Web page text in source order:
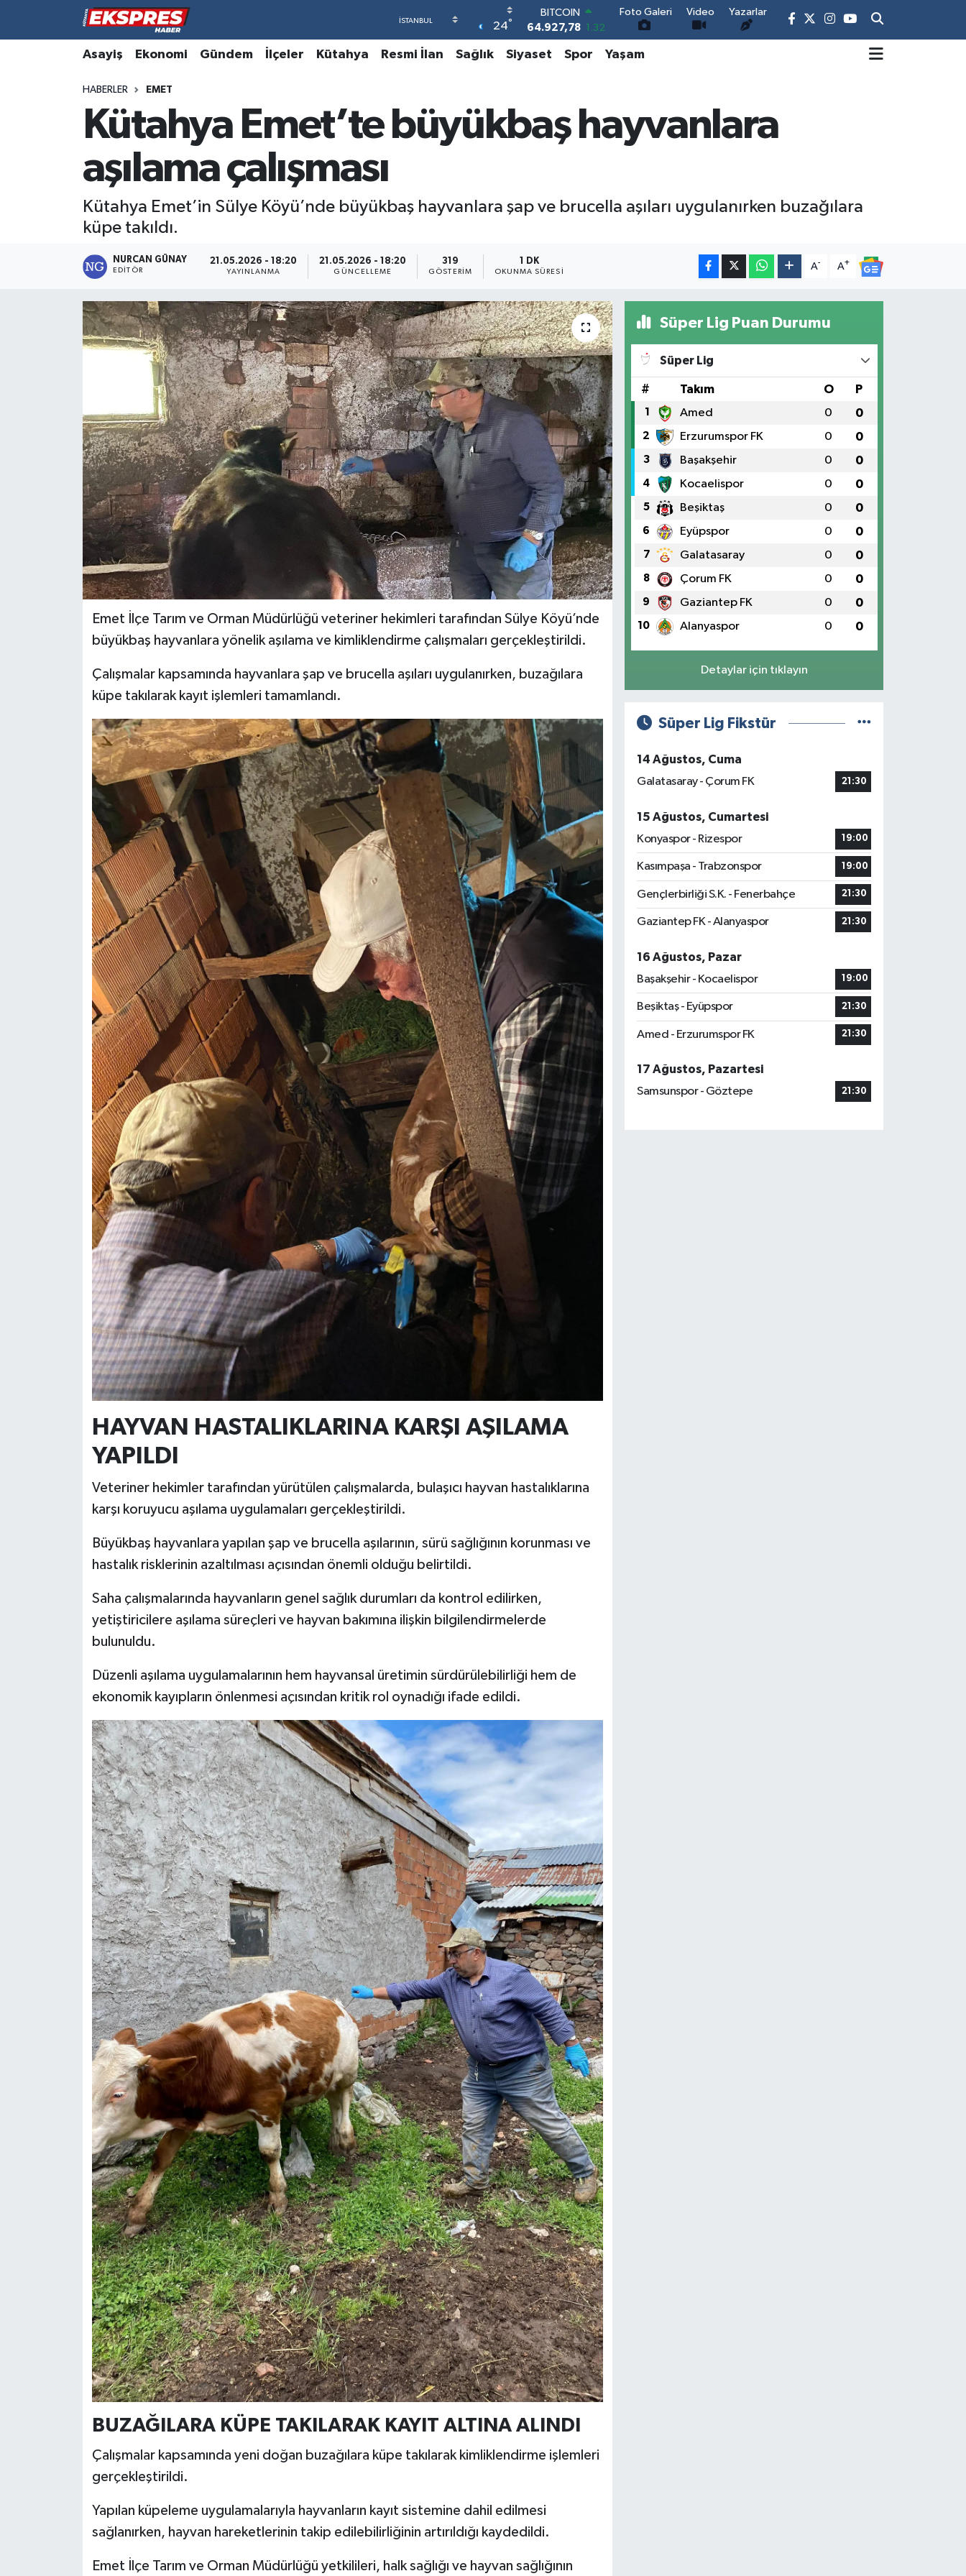
24°
DOLAR
47,5894 0.08
EURO
55,0398 -0.02
6527.85
0.54
BİST100
Foto Galeri Video Yazarlar
Asayiş Ekonomi Gündem İlçeler Kütahya Resmi İlan Sağlık Siyaset Spor Yaşam
HABERLER EMET
Kütahya Emet’te büyükbaş hayvanlara
aşılama çalışması
Kütahya Emet’in Sülye Köyü’nde büyükbaş hayvanlara şap ve brucella aşıları uygulanırken buzağılara
küpe takıldı.
NURCAN GÜNAY
EDITÖR
21.05.2026 - 18:20
YAYINLANMA
21.05.2026 - 18:20
GÜNCELLEME
319
GÖSTERIM
1 DK
OKUNMA SÜRESI
A- A+
Emet İlçe Tarım ve Orman Müdürlüğü veteriner hekimleri tarafından Sülye Köyü’nde
büyükbaş hayvanlara yönelik aşılama ve kimliklendirme çalışmaları gerçekleştirildi.
Çalışmalar kapsamında hayvanlara şap ve brucella aşıları uygulanırken, buzağılara
küpe takılarak kayıt işlemleri tamamlandı.
HAYVAN HASTALIKLARINA KARŞI AŞILAMA
YAPILDI
Veteriner hekimler tarafından yürütülen çalışmalarda, bulaşıcı hayvan hastalıklarına
karşı koruyucu aşılama uygulamaları gerçekleştirildi.
Büyükbaş hayvanlara yapılan şap ve brucella aşılarının, sürü sağlığının korunması ve
hastalık risklerinin azaltılması açısından önemli olduğu belirtildi.
Saha çalışmalarında hayvanların genel sağlık durumları da kontrol edilirken,
yetiştiricilere aşılama süreçleri ve hayvan bakımına ilişkin bilgilendirmelerde
bulunuldu.
Düzenli aşılama uygulamalarının hem hayvansal üretimin sürdürülebilirliği hem de
ekonomik kayıpların önlenmesi açısından kritik rol oynadığı ifade edildi.
BUZAĞILARA KÜPE TAKILARAK KAYIT ALTINA ALINDI
Çalışmalar kapsamında yeni doğan buzağılara küpe takılarak kimliklendirme işlemleri
gerçekleştirildi.
Yapılan küpeleme uygulamalarıyla hayvanların kayıt sistemine dahil edilmesi
sağlanırken, hayvan hareketlerinin takip edilebilirliğinin artırıldığı kaydedildi.
Emet İlçe Tarım ve Orman Müdürlüğü yetkilileri, halk sağlığı ve hayvan sağlığının
Süper Lig Puan Durumu
Süper Lig
# Takım O P
1 Amed 0 0
2 Erzurumspor FK 0 0
3 Başakşehir 0 0
4 Kocaelispor 0 0
5 Beşiktaş 0 0
6 Eyüpspor 0 0
7 Galatasaray 0 0
8 Çorum FK 0 0
9 Gaziantep FK 0 0
10 Alanyaspor 0 0
Detaylar için tıklayın
Süper Lig Fikstür
14 Ağustos, Cuma
Galatasaray - Çorum FK
21:30
15 Ağustos, Cumartesi
Konyaspor - Rizespor
19:00
Kasımpaşa - Trabzonspor 19:00
Gençlerbirliği S.K. - Fenerbahçe 21:30
Gaziantep FK - Alanyaspor 21:30
16 Ağustos, Pazar
Başakşehir - Kocaelispor
19:00
Beşiktaş - Eyüpspor 21:30
Amed - Erzurumspor FK 21:30
17 Ağustos, Pazartesi
Samsunspor - Göztepe
21:30
Altıntaş
Aslanapa
Biyografiler
Çavdarhisar
Domaniç
Dumlupınar
Ekonomi
Foto Galeri
Kültür Sanat
Otomobil
Resmi İlan
Rüya Tabirleri
Teknoloji
Video Galeri
Hava Durumu
Trafik Durumu
Süper Lig Puan Durumu ve Fikstür
Tüm Manşetler
Son Dakika Haberleri
Haber Arşivi